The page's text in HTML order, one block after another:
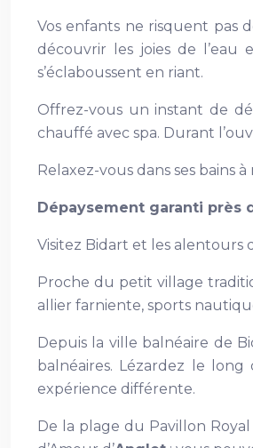
Vos enfants ne risquent pas
découvrir les joies de l’eau
s’éclaboussent en riant.
Offrez-vous un instant de
chauffé avec spa. Durant
Relaxez-vous dans ses bains
Dépaysement garanti près
Visitez Bidart et les alentours
Proche du petit village
allier farniente, sports
Depuis la ville balnéaire de
balnéaires. Lézardez le
expérience différente.
De la plage du Pavillon